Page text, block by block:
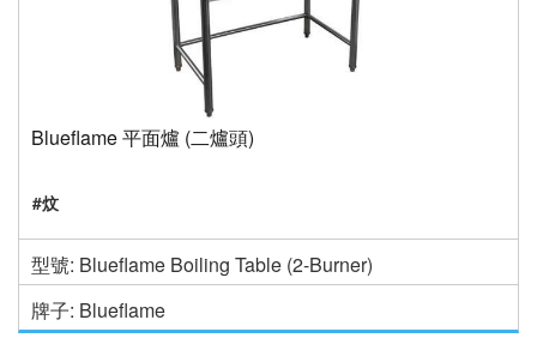
Blueflame 平面爐 (二爐頭)
#炆
型號: Blueflame Boiling Table (2-Burner)
牌子: Blueflame